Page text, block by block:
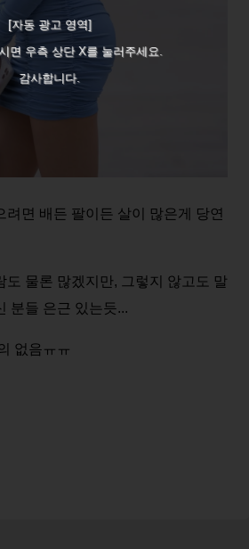
려면 배든 팔이든 살이 많은게 당연
도 물론 많겠지만, 그렇지 않고도 말
분들 은근 있는듯...
없음ㅠㅠ
[자동 광고 영역]
면 우측 상단 X를 눌러주세요.
감사합니다.